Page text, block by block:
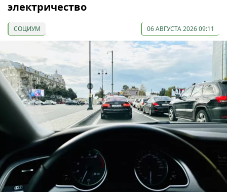
электричество
СОЦИУМ 06 АВГУСТА 2026 09:11